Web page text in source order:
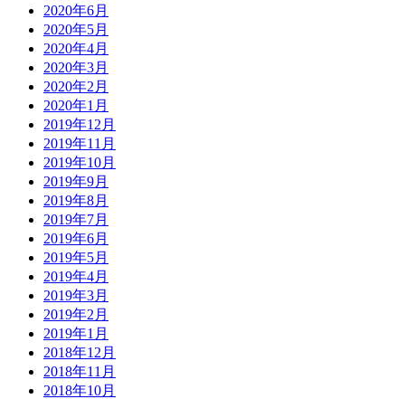
2020年6月
2020年5月
2020年4月
2020年3月
2020年2月
2020年1月
2019年12月
2019年11月
2019年10月
2019年9月
2019年8月
2019年7月
2019年6月
2019年5月
2019年4月
2019年3月
2019年2月
2019年1月
2018年12月
2018年11月
2018年10月